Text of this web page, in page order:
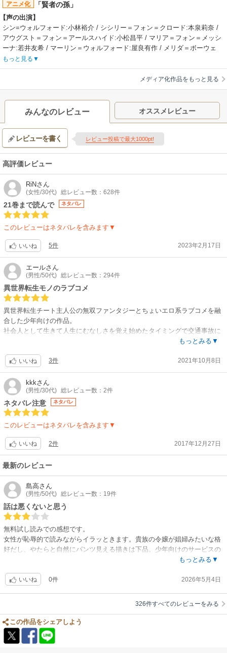
アニメ化 「賢者の孫」
声の出演】
シン=ウォルフォード:小林裕介 / シシリー＝フォン＝クロード:本泉莉奈 /
アウグスト＝フォン＝アールスハイド:小松昌平 / マリア＝フォン＝メッシ
ーナ:若井友希 / マーリン＝ウォルフォード:屋良有作 / メリダ＝ボーウェ
ン:高島雅羅 / オリバー=シュトローム:森川智之 / ミランダ=フォーレス:吉
七味。 / メイ＝フォン＝アールスハイド:雛乃木まや
現代日本で働いていた青年は交通事故にあったことをきっかけに、赤ん坊
として異世界へ転生！！ 賢者と呼ばれる男に拾われ、魔法を教わりなが
ら「賢者の孫」として育っていく。その孫の名は……「シン」！ シンは
前世の記憶と賢者から教わった魔法で誰もが驚く「規格外」な強さを身に
付けていく。15年が経ち、その成長を喜んでいたのも束の間、賢者から衝
撃的な言葉が明かされるーーー。「あ、常識教えるの忘れとった！」。魔
法ばかりでこの世界のことを知らなかったシンは、常識と友達を得るため
高等魔法学院へ入学することにーーーー！
制作会社】
SILVER LINK.
スタッフ情報】
原作:吉岡剛（「ファミ通文庫」KADOKAWA刊） / キャラクター原案:菊池
政治、緒方俊輔
監督:田村正文
シリーズ構成:髙橋龍也 / キャラクターデザイン:澤入祐樹 / 美術監督:三宅
昌和 / 色彩設計:重冨英里 / 撮影監督:佐藤敦 / 編集:瀧川三智 / 音響監督:土
屋雅紀 / 音響制作:グロービジョン / 音楽:大谷幸 / 音楽制作:エイベックス・
音楽】
OP:i☆Ris「アルティメット☆MAGIC」 / ED:吉七味。「圧倒的 Vivid
Days」
もっと見る
メディア化作品をもっと見る
みんなのレビュー オススメレビュー
レビューを書く レビュー投稿で最大1000pt!
高評価レビュー
RiNさん
(女性/30代) 総レビュー数：628件
21巻まで読んで ネタバレ
このレビューはネタバレを含みます▼
いいね 5件 2023年2月17日
エールさん
(男性/50代) 総レビュー数：294件
異世界転生モノのラブコメ
異世界転生チート主人公の無双ファンタジーとちょいエロ系ラブコメを融
合した少年向けの作品。
社会人として生きて人生にむなしさを覚え始めたタイミングで交通事故に
遭い命を落とした主人公が前世の記憶を持ったまま赤児に転生したら、俺
ディー笑
転生した赤児の魔法素質がチート！ 転生先の生育環境がチート！ 周囲の
温情っぷりがチート！チートっぷりが突き抜けている！
2巻では魔人化した？かも？という理由だけで誰にも何の実害も与えてい
ない学友をいきなり殺害したのに一切のお咎めなしどころか「魔人を討伐
周囲の可笑しな温情に許されるから本人は自覚できずに人間的にはまった
く成長することができないまま話が進むところは残念だが、ファンタジー
少女とイチャイチャ学園ライフを満喫する彼の暮らしを追ってみる。
もっとみる▼
いいね 3件 2021年10月8日
kkkさん
(男性/30代) 総レビュー数：2件
ネタバレ注意 ネタバレ
このレビューはネタバレを含みます▼
いいね 2件 2017年12月27日
最新のレビュー
島高さん
(男性/50代) 総レビュー数：19件
話は悪くないと思う
無料試し読みでの感想です。
女性が恥辱的で読みながらイラッときます。貴族の令嬢が娼婦みたいな格
好だし、やたらと自然にパンツ見える描きは下品。少年向けのサービスの
つもりが品の無い作品になってしまっている。話は悪くないと思いますか
もっとみる▼
いいね 0件 2026年5月4日
326件すべてのレビューをみる
この作品をシェアしよう